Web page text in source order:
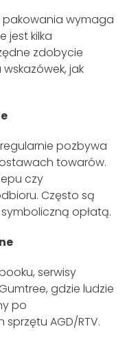
pakowania wymaga
jest kilka
zdobycie
jak
pozbywa
towarów.
czy
Często są
opłatą.
serwisy
gdzie ludzie
po
AGD/RTV.